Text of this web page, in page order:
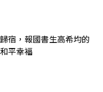
宿，報國書生高希均的
平幸福